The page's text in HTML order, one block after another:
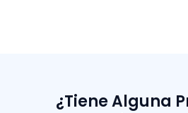
¿Tiene Alguna